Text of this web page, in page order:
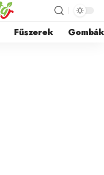
Fűszerek Gombák